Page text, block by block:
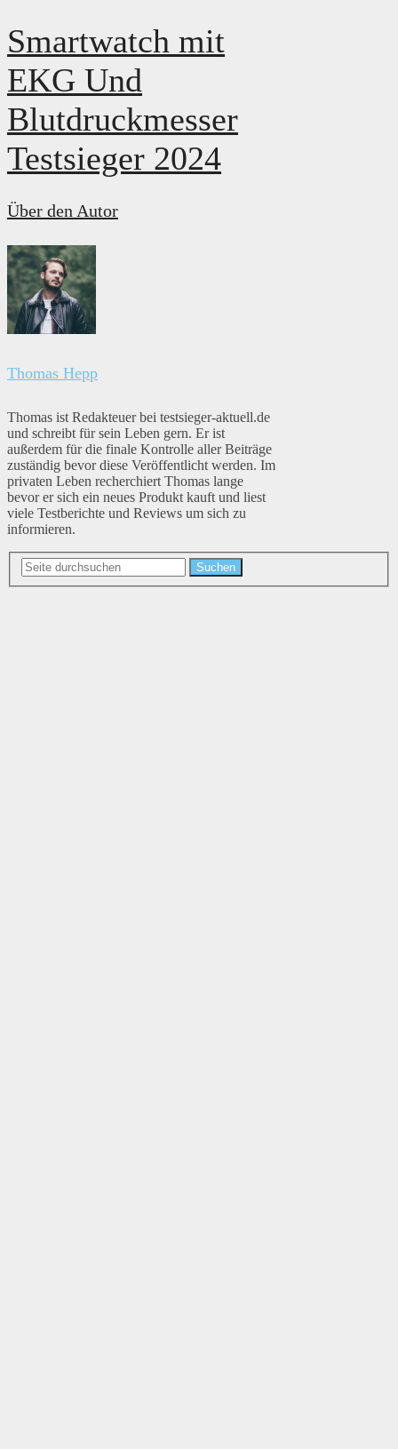
Smartwatch mit
EKG Und
Blutdruckmesser
Testsieger 2024
Über den Autor
Thomas Hepp
Thomas ist Redakteuer bei testsieger-aktuell.de
und schreibt für sein Leben gern. Er ist
außerdem für die finale Kontrolle aller Beiträge
zuständig bevor diese Veröffentlicht werden. Im
privaten Leben recherchiert Thomas lange
bevor er sich ein neues Produkt kauft und liest
viele Testberichte und Reviews um sich zu
informieren.
Suchen